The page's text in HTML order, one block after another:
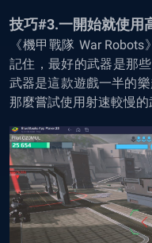
技巧#3.一開始就使用
《機甲戰隊 War
記住，最好的武器是那
武器是這款遊戲一半的
那麼嘗試使用射速較慢的